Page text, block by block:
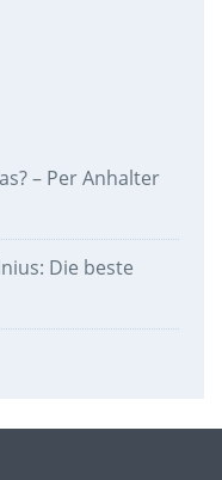
– Per Anhalter
Die beste